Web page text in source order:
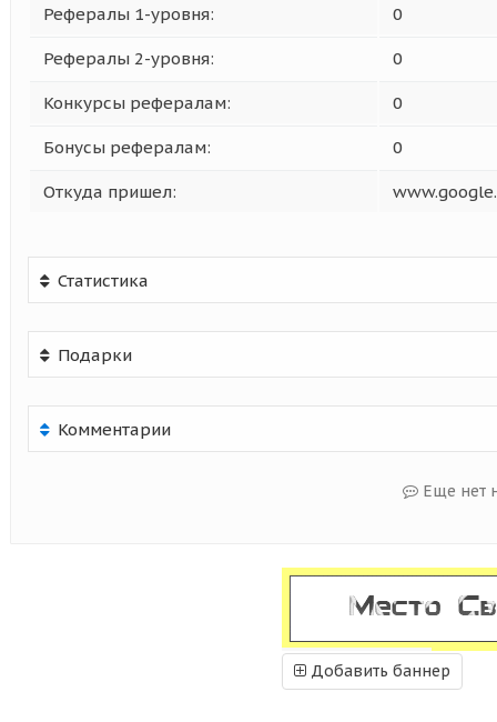
Рефералы 1-уровня: 0
Рефералы 2-уровня: 0
Конкурсы рефералам: 0
Бонусы рефералам: 0
Откуда пришел:
Статистика
Подарки
Комментарии
Еще нет
Добавить баннер